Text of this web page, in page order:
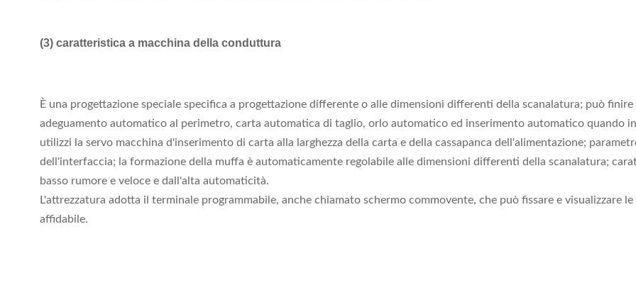
(3) caratteristica a macchina della conduttura
È una progettazione speciale specifica a progettazione differente o alle dimensioni differenti della scanalatura; può
adeguamento automatico al perimetro, carta automatica di taglio, orlo automatico ed inserimento automatico quando
utilizzi la servo macchina d'inserimento di carta alla larghezza della carta e della cassapanca dell'alimentazione;
dell'interfaccia; la formazione della muffa è automaticamente regolabile alle dimensioni differenti della scanalatura;
basso rumore e veloce e dall'alta automaticità.
L'attrezzatura adotta il terminale programmabile, anche chiamato schermo commovente, che può fissare e visualizzare
affidabile.